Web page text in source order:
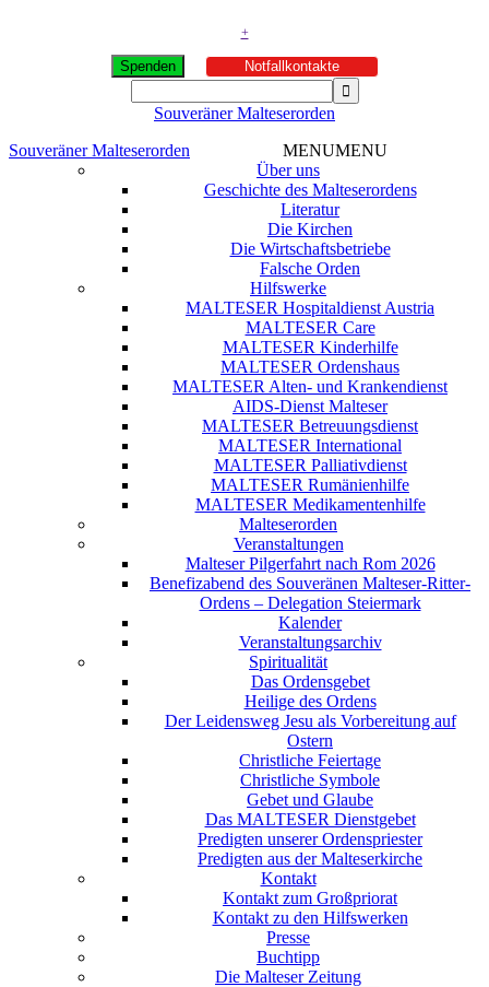
+
Spenden Notfallkontakte
Souveräner Malteserorden
Souveräner Malteserorden
MENUMENU
Über uns
Geschichte des Malteserordens
Literatur
Die Kirchen
Die Wirtschaftsbetriebe
Falsche Orden
Hilfswerke
MALTESER Hospitaldienst Austria
MALTESER Care
MALTESER Kinderhilfe
MALTESER Ordenshaus
MALTESER Alten- und Krankendienst
AIDS-Dienst Malteser
MALTESER Betreuungsdienst
MALTESER International
MALTESER Palliativdienst
MALTESER Rumänienhilfe
MALTESER Medikamentenhilfe
Malteserorden
Veranstaltungen
Malteser Pilgerfahrt nach Rom 2026
Benefizabend des Souveränen Malteser-Ritter-
Ordens – Delegation Steiermark
Kalender
Veranstaltungsarchiv
Spiritualität
Das Ordensgebet
Heilige des Ordens
Der Leidensweg Jesu als Vorbereitung auf
Ostern
Christliche Feiertage
Christliche Symbole
Gebet und Glaube
Das MALTESER Dienstgebet
Predigten unserer Ordenspriester
Predigten aus der Malteserkirche
Kontakt
Kontakt zum Großpriorat
Kontakt zu den Hilfswerken
Presse
Buchtipp
Die Malteser Zeitung